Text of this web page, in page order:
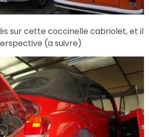
sur cette coccinelle cabriolet, et il
(a suivre)